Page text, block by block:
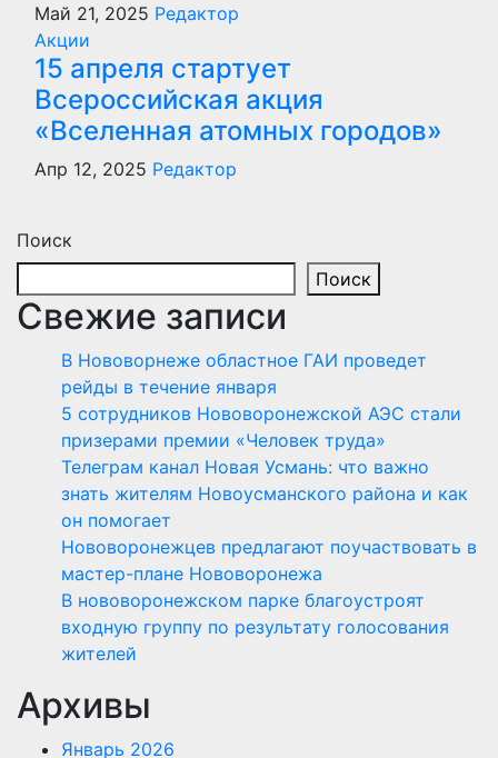
Май 21, 2025 Редактор
Акции
15 апреля стартует
Всероссийская акция
«Вселенная атомных городов»
Апр 12, 2025 Редактор
Поиск
Поиск
Свежие записи
В Нововорнеже областное ГАИ проведет
рейды в течение января
5 сотрудников Нововоронежской АЭС стали
призерами премии «Человек труда»
Телеграм канал Новая Усмань: что важно
знать жителям Новоусманского района и как
он помогает
Нововоронежцев предлагают поучаствовать в
мастер-плане Нововоронежа
В нововоронежском парке благоустроят
входную группу по результату голосования
жителей
Архивы
Январь 2026